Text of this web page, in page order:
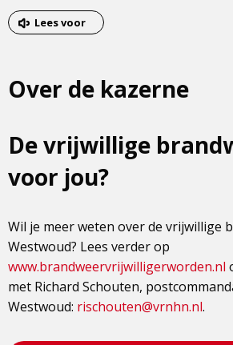
menu:
van
het
Lees voor
Over de kazerne
De vrijwillige
voor jou?
Wil je meer weten over de vrijwillige
Westwoud? Lees verder op
www.brandweervrijwilligerworden.nl
met Richard Schouten,
Westwoud: rischouten@vrnhn.nl.